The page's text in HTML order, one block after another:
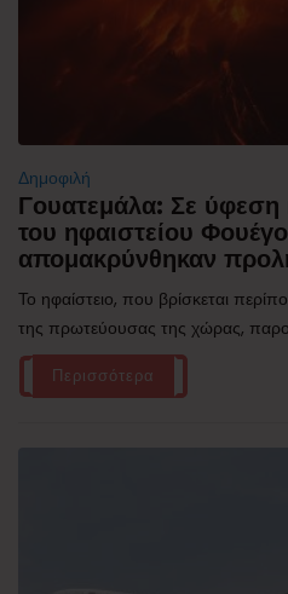
Δημοφιλή
Γουατεμάλα: Σε ύφεση
του ηφαιστείου
απομακρύνθηκαν
Το ηφαίστειο, που βρίσκεται
της πρωτεύουσας της χώρας,
Περισσότερα